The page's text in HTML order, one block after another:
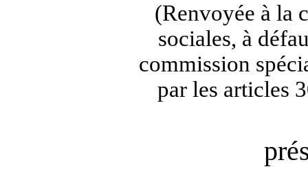
(Renvoyée à la
sociales, à
commission
par les articles